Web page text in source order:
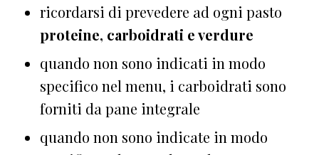
ricordarsi di prevedere ad ogni pasto
proteine, carboidrati e verdure
quando non sono indicati in modo
specifico nel menu, i carboidrati sono
forniti da pane integrale
quando non sono indicate in modo